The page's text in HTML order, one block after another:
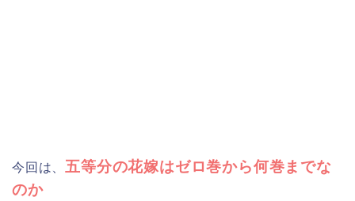
今回は、 五等分の花嫁はゼロ巻から何巻までな
のか